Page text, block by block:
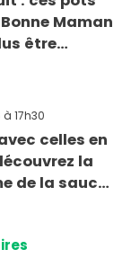
Maman
être
verre
à 17h30
celles en
la
de la sauce